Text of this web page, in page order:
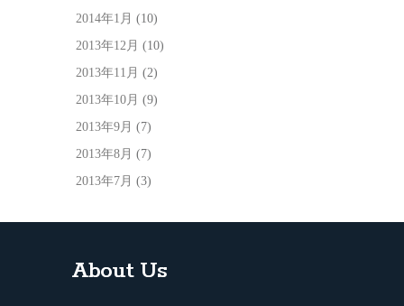
2014年1月 (10)
2013年12月 (10)
2013年11月 (2)
2013年10月 (9)
2013年9月 (7)
2013年8月 (7)
2013年7月 (3)
About Us